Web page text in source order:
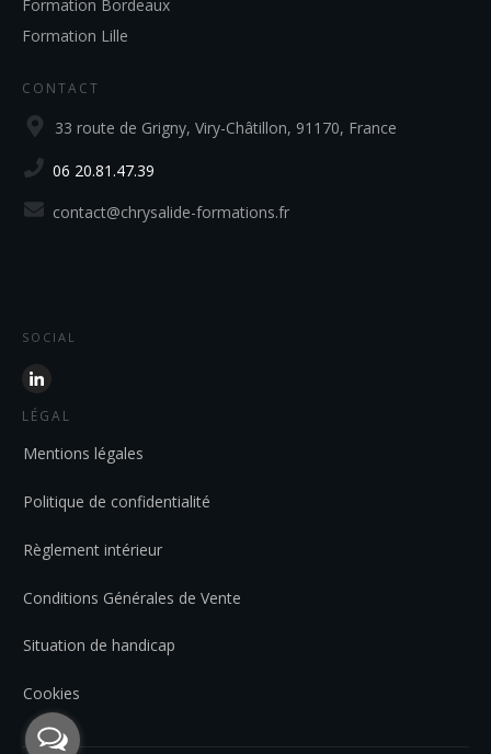
Formation Bordeaux
Formation Lille
CONTACT
33 route de Grigny, Viry-Châtillon, 91170, France
06 20.81.47.39
contact@chrysalide-formations.fr
SOCIAL
LÉGAL
Mentions légales
Politique de confidentialité
Règlement intérieur
Conditions Générales de Vente
Situation de handicap
Cookies